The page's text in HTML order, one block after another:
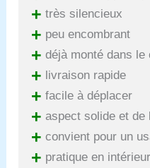
+ très silencieux
+ peu encombrant
+ déjà monté dans le
+ livraison rapide
+ facile à déplacer
+ aspect solide et de
+ convient pour un
+ pratique en intérieur